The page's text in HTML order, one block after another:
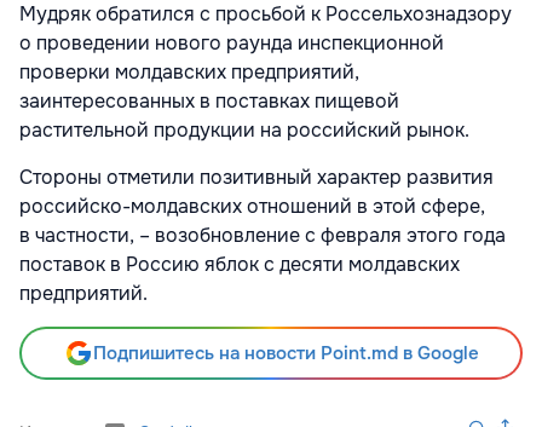
Мудряк обратился с просьбой к Россельхознадзору
о проведении нового раунда инспекционной
проверки молдавских предприятий,
заинтересованных в поставках пищевой
растительной продукции на российский рынок.
Стороны отметили позитивный характер развития
российско-молдавских отношений в этой сфере,
в частности, – возобновление с февраля этого года
поставок в Россию яблок с десяти молдавских
предприятий.
Подпишитесь на новости Point.md в Google